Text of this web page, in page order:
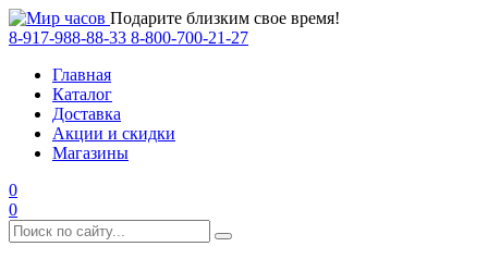
Подарите близким свое время!
8-917-988-88-33 8-800-700-21-27
Главная
Каталог
Доставка
Акции и скидки
Магазины
0
0